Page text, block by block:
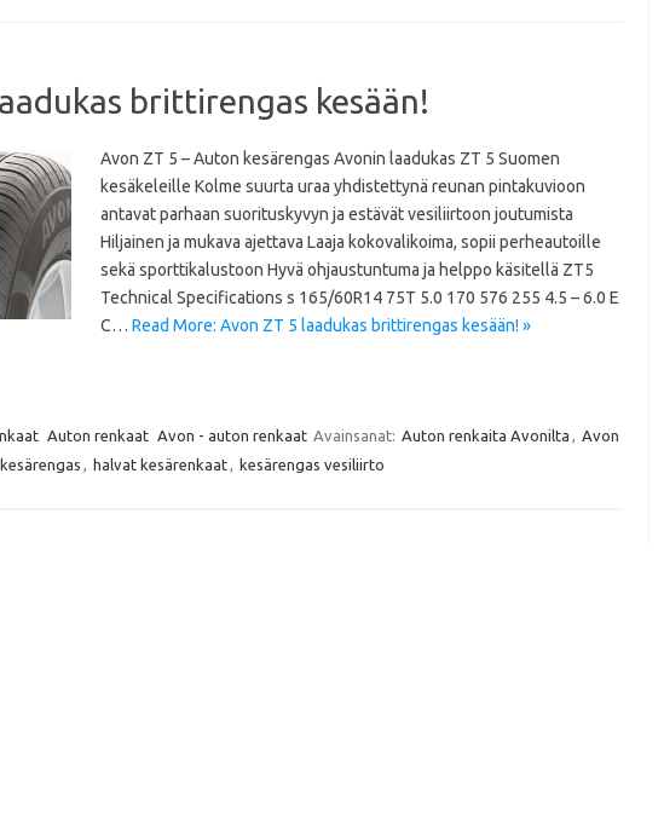
brittirengas kesään!
Avon ZT 5 – Auton kesärengas Avonin laadukas ZT 5 Suomen
kesäkeleille Kolme suurta uraa yhdistettynä reunan pintakuvioon
antavat parhaan suorituskyvyn ja estävät vesiliirtoon joutumista
Hiljainen ja mukava ajettava Laaja kokovalikoima, sopii perheautoille
sekä sporttikalustoon Hyvä ohjaustuntuma ja helppo käsitellä ZT5
Technical Specifications s 165/60R14 75T 5.0 170 576 255 4.5 – 6.0 E
C… Read More: Avon ZT 5 laadukas brittirengas kesään! »
Auton renkaat Avon - auton renkaat Avainsanat: Auton renkaita Avonilta , Avon
, halvat kesärenkaat, kesärengas vesiliirto